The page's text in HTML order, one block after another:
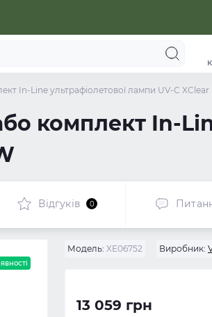
In-Line ультрафіолетової лампи UV-C
комплект In-
Відгуків 0
Модель: XE06752 Виробник:
13 059 грн